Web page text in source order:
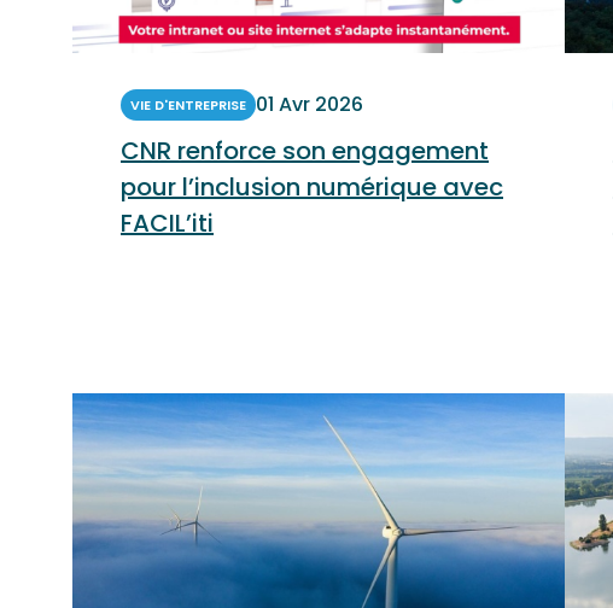
VIE D'ENTREPRISE 01 Avr 2026
CNR renforce son engagement
pour l’inclusion numérique avec
FACIL’iti